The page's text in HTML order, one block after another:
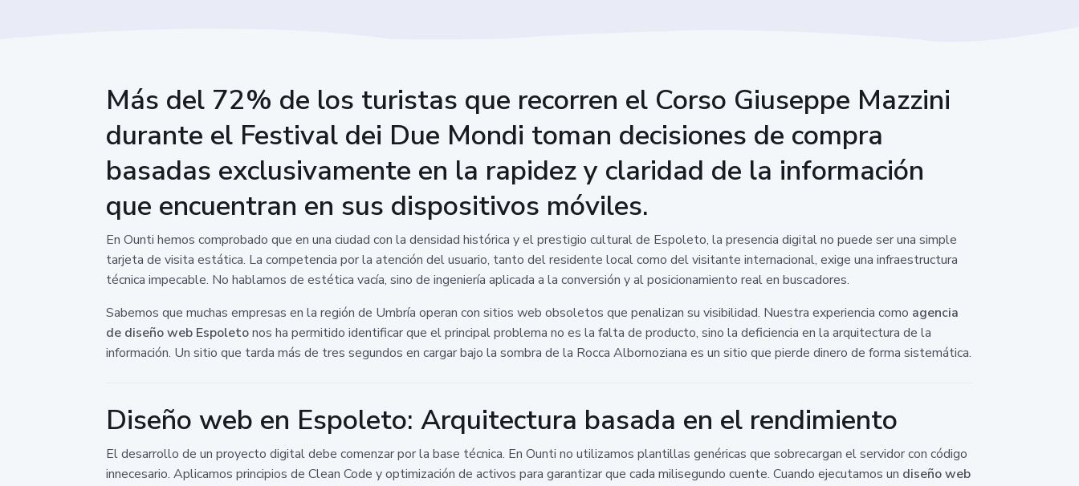
Más del 72% de los turistas que recorren el Corso Giuseppe Mazzini
durante el Festival dei Due Mondi toman decisiones de compra
basadas exclusivamente en la rapidez y claridad de la información
que encuentran en sus dispositivos móviles.
En Ounti hemos comprobado que en una ciudad con la densidad histórica y el prestigio cultural de Espoleto, la presencia digital no puede ser una simple
tarjeta de visita estática. La competencia por la atención del usuario, tanto del residente local como del visitante internacional, exige una infraestructura
técnica impecable. No hablamos de estética vacía, sino de ingeniería aplicada a la conversión y al posicionamiento real en buscadores.
Sabemos que muchas empresas en la región de Umbría operan con sitios web obsoletos que penalizan su visibilidad. Nuestra experiencia como agencia
de diseño web Espoletonos ha permitido identificar que el principal problema no es la falta de producto, sino la deficiencia en la arquitectura de la
información. Un sitio que tarda más de tres segundos en cargar bajo la sombra de la Rocca Albornoziana es un sitio que pierde dinero de forma sistemática.
Diseño web en Espoleto: Arquitectura basada en el rendimiento
El desarrollo de un proyecto digital debe comenzar por la base técnica. En Ounti no utilizamos plantillas genéricas que sobrecargan el servidor con código
innecesario. Aplicamos principios de Clean Code y optimización de activos para garantizar que cada milisegundo cuente. Cuando ejecutamos un diseño web